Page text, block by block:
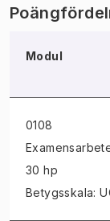
Modul
0108
30 hp
Betygsskala: